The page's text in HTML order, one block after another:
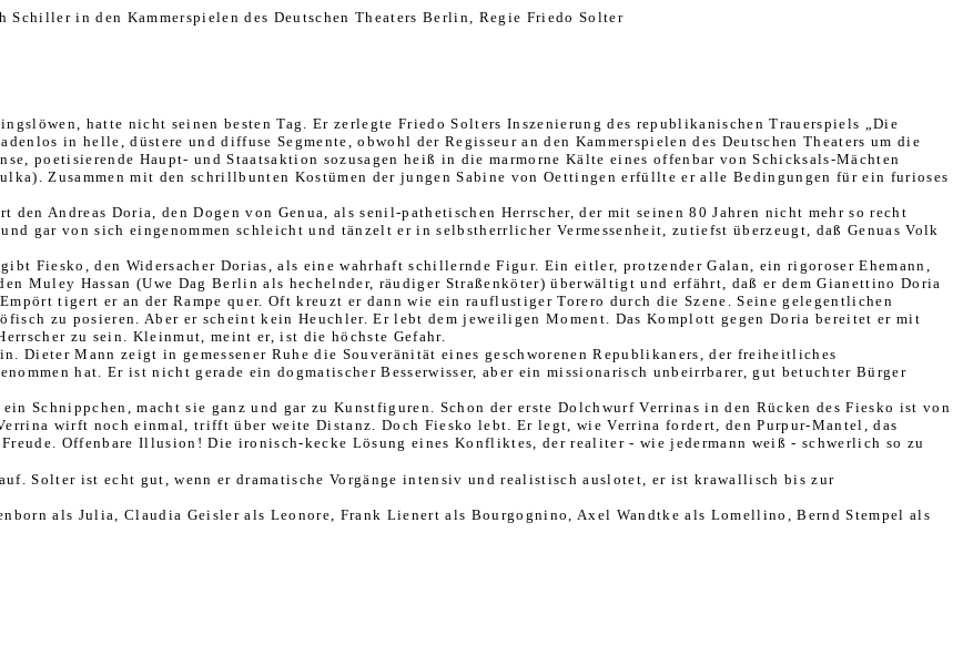
Schiller in den Kammerspielen des Deutschen Theaters Berlin, Regie Friedo Solter
hatte nicht seinen besten Tag. Er zerlegte Friedo Solters Inszenierung des republikanischen Trauerspiels „Die
in helle, düstere und diffuse Segmente, obwohl der Regisseur an den Kammerspielen des Deutschen Theaters um die
poetisierende Haupt- und Staatsaktion sozusagen heiß in die marmorne Kälte eines offenbar von Schicksals-Mächten
Zusammen mit den schrillbunten Kostümen der jungen Sabine von Oettingen erfüllte er alle Bedingungen für ein furioses
Andreas Doria, den Dogen von Genua, als senil-pathetischen Herrscher, der mit seinen 80 Jahren nicht mehr so recht
gar von sich eingenommen schleicht und tänzelt er in selbstherrlicher Vermessenheit, zutiefst überzeugt, daß Genuas Volk
Fiesko, den Widersacher Dorias, als eine wahrhaft schillernde Figur. Ein eitler, protzender Galan, ein rigoroser Ehemann,
Muley Hassan (Uwe Dag Berlin als hechelnder, räudiger Straßenköter) überwältigt und erfährt, daß er dem Gianettino Doria
tigert er an der Rampe quer. Oft kreuzt er dann wie ein rauflustiger Torero durch die Szene. Seine gelegentlichen
zu posieren. Aber er scheint kein Heuchler. Er lebt dem jeweiligen Moment. Das Komplott gegen Doria bereitet er mit
zu sein. Kleinmut, meint er, ist die höchste Gefahr.
Dieter Mann zeigt in gemessener Ruhe die Souveränität eines geschworenen Republikaners, der freiheitliches
hat. Er ist nicht gerade ein dogmatischer Besserwisser, aber ein missionarisch unbeirrbarer, gut betuchter Bürger
Schnippchen, macht sie ganz und gar zu Kunstfiguren. Schon der erste Dolchwurf Verrinas in den Rücken des Fiesko ist von
wirft noch einmal, trifft über weite Distanz. Doch Fiesko lebt. Er legt, wie Verrina fordert, den Purpur-Mantel, das
Offenbare Illusion! Die ironisch-kecke Lösung eines Konfliktes, der realiter - wie jedermann weiß - schwerlich so zu
Solter ist echt gut, wenn er dramatische Vorgänge intensiv und realistisch auslotet, er ist krawallisch bis zur
als Julia, Claudia Geisler als Leonore, Frank Lienert als Bourgognino, Axel Wandtke als Lomellino, Bernd Stempel als